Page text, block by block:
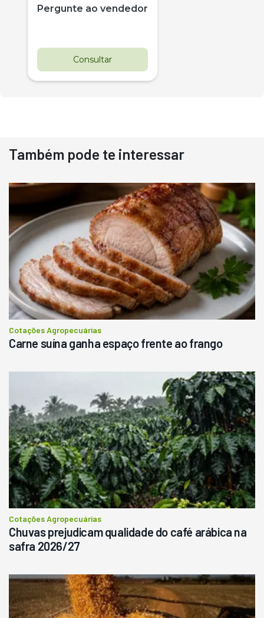
Pergunte ao vendedor
Consultar
Destaque
Usado
Pá Carregadeira Cat 966
Ano 1987
Londrina
R$ 145.000
Consultar
Também pode te interessar
Cotações Agropecuárias
Carne suína ganha espaço frente ao frango
Cotações Agropecuárias
Chuvas prejudicam qualidade do café arábica na
safra 2026/27